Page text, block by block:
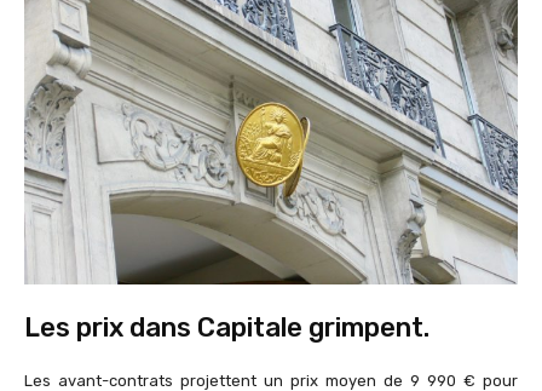
Les prix dans Capitale grimpent.
Les avant-contrats projettent un prix moyen de 9 990 € pour